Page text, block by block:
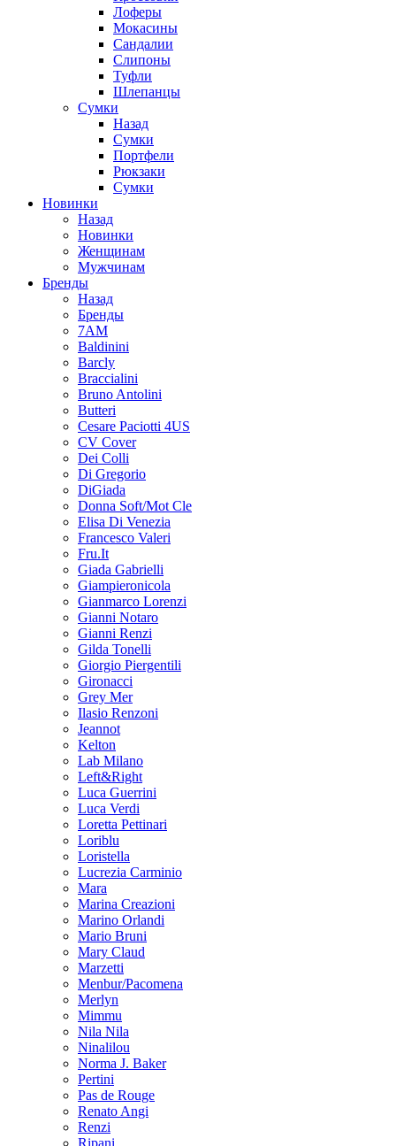
Лоферы
Мокасины
Сандалии
Слипоны
Туфли
Шлепанцы
Сумки
Назад
Сумки
Портфели
Рюкзаки
Сумки
Новинки
Назад
Новинки
Женщинам
Мужчинам
Бренды
Назад
Бренды
7AM
Baldinini
Barcly
Braccialini
Bruno Antolini
Butteri
Cesare Paciotti 4US
CV Cover
Dei Colli
Di Gregorio
DiGiada
Donna Soft/Mot Cle
Elisa Di Venezia
Francesco Valeri
Fru.It
Giada Gabrielli
Giampieronicola
Gianmarco Lorenzi
Gianni Notaro
Gianni Renzi
Gilda Tonelli
Giorgio Piergentili
Gironacci
Grey Mer
Ilasio Renzoni
Jeannot
Kelton
Lab Milano
Left&Right
Luca Guerrini
Luca Verdi
Loretta Pettinari
Loriblu
Loristella
Lucrezia Carminio
Mara
Marina Creazioni
Marino Orlandi
Mario Bruni
Mary Claud
Marzetti
Menbur/Pacomena
Merlyn
Mimmu
Nila Nila
Ninalilou
Norma J. Baker
Pertini
Pas de Rouge
Renato Angi
Renzi
Ripani